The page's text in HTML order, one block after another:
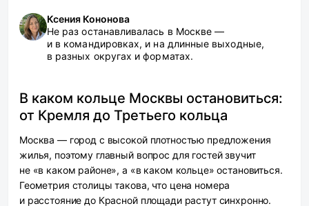
Ксения Кононова
Не раз останавливалась в Москве —
и в командировках, и на длинные выходные,
в разных округах и форматах.
В каком кольце Москвы остановиться:
от Кремля до Третьего кольца
Москва — город с высокой плотностью предложения
жилья, поэтому главный вопрос для гостей звучит
не «в каком районе», а «в каком кольце» остановиться.
Геометрия столицы такова, что цена номера
и расстояние до Красной площади растут синхронно.